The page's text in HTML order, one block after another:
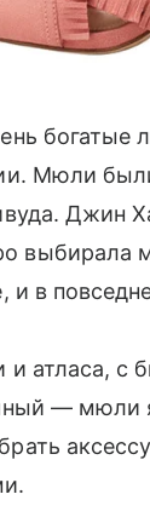
богатые
Мюли
Джин
выбирала
и в
и атласа, с
— мюли